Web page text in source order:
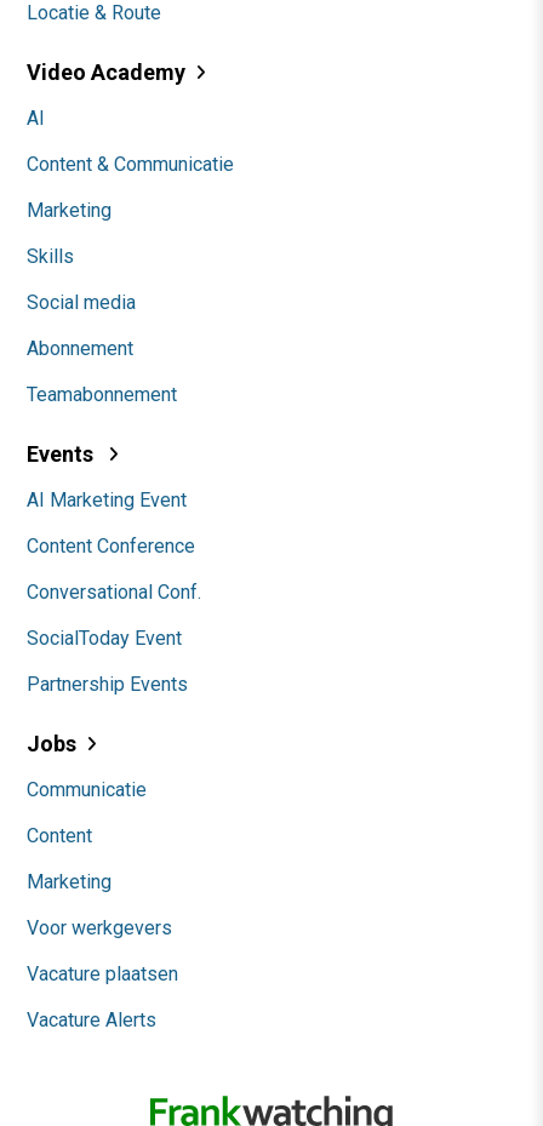
Locatie & Route
Video Academy
AI
Content & Communicatie
Marketing
Skills
Social media
Abonnement
Teamabonnement
Events
AI Marketing Event
Content Conference
Conversational Conf.
SocialToday Event
Partnership Events
Jobs
Communicatie
Content
Marketing
Voor werkgevers
Vacature plaatsen
Vacature Alerts